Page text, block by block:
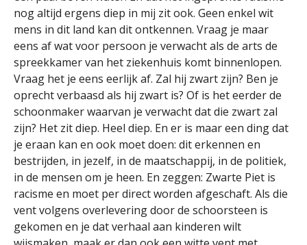
nog altijd ergens diep in mij zit ook. Geen enkel wit
mens in dit land kan dit ontkennen. Vraag je maar
eens af wat voor persoon je verwacht als de arts de
spreekkamer van het ziekenhuis komt binnenlopen.
Vraag het je eens eerlijk af. Zal hij zwart zijn? Ben je
oprecht verbaasd als hij zwart is? Of is het eerder de
schoonmaker waarvan je verwacht dat die zwart zal
zijn? Het zit diep. Heel diep. En er is maar een ding dat
je eraan kan en ook moet doen: dit erkennen en
bestrijden, in jezelf, in de maatschappij, in de politiek,
in de mensen om je heen. En zeggen: Zwarte Piet is
racisme en moet per direct worden afgeschaft. Als die
vent volgens overlevering door de schoorsteen is
gekomen en je dat verhaal aan kinderen wilt